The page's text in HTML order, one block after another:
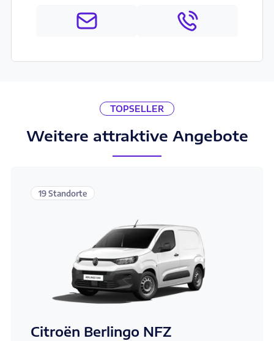
TOPSELLER
Weitere attraktive Angebote
19 Standorte
Citroën Berlingo NFZ